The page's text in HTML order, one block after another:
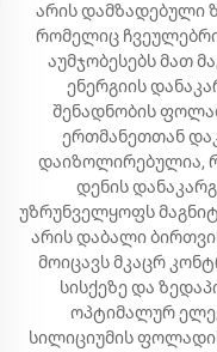
არის დამზადებული
რომელიც
აუმჯობესებს მათ
ენერგიის
შენადნობის
ერთმანეთთან
დაიზოლირებულია,
დენის
უზრუნველყოფს
არის დაბალი
მოიცავს მკაცრ
სისქეზე და
ოპტიმალურ
სილიციუმის